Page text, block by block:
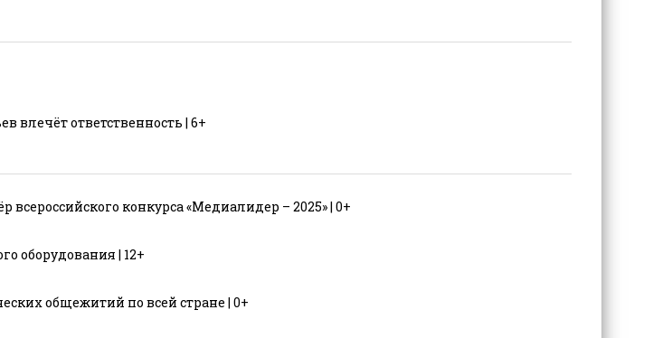
влечёт ответственность | 6+
конкурса «Медиалидер – 2025» | 0+
оборудования | 12+
общежитий по всей стране | 0+